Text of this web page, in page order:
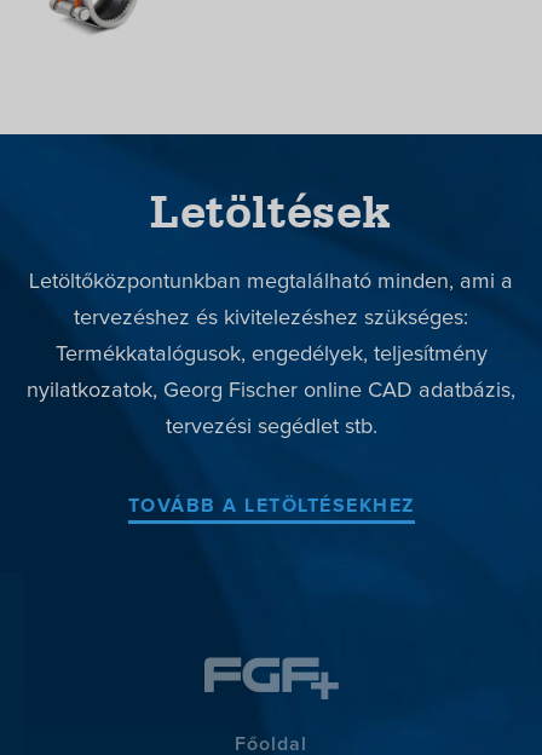
Letöltések
Letöltőközpontunkban megtalálható minden, ami a
tervezéshez és kivitelezéshez szükséges:
Termékkatalógusok, engedélyek, teljesítmény
nyilatkozatok, Georg Fischer online CAD adatbázis,
tervezési segédlet stb.
TOVÁBB A LETÖLTÉSEKHEZ
Főoldal